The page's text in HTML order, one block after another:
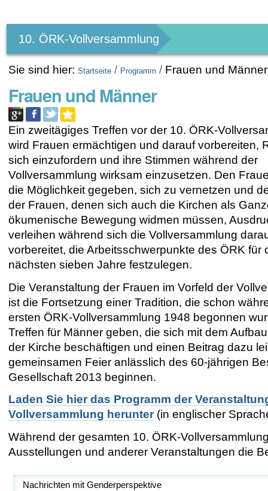
Werkzeuge
10. ÖRK-Vollversammlung
Sie sind hier: Startseite / Programm / Frauen und Männer
Frauen und Männer
Ein zweitägiges Treffen vor der 10. ÖRK-
wird Frauen ermächtigen und darauf vorbereiten,
sich einzufordern und ihre Stimmen während der
Vollversammlung wirksam einzusetzen. Den
die Möglichkeit gegeben, sich zu vernetzen und
der Frauen, denen sich auch die Kirchen als
ökumenische Bewegung widmen müssen,
verleihen während sich die Vollversammlung
vorbereitet, die Arbeitsschwerpunkte des ÖRK für
nächsten sieben Jahre festzulegen.
Die Veranstaltung der Frauen im Vorfeld der
ist die Fortsetzung einer Tradition, die schon
ersten ÖRK-Vollversammlung 1948 begonnen
Treffen für Männer geben, die sich mit dem
der Kirche beschäftigen und einen Beitrag dazu
gemeinsamen Feier anlässlich des 60-jährigen
Gesellschaft 2013 beginnen.
Laden Sie hier das Programm der
Vollversammlung herunter(in englischer
Während der gesamten 10. ÖRK-
Ausstellungen und anderer Veranstaltungen die
Nachrichten mit Genderperspektive